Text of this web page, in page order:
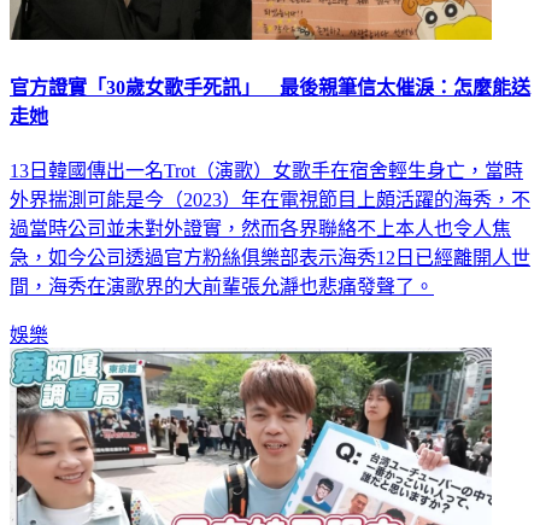
官方證實「30歲女歌手死訊」 最後親筆信太催淚：怎麼能送
走她
13日韓國傳出一名Trot（演歌）女歌手在宿舍輕生身亡，當時
外界揣測可能是今（2023）年在電視節目上頗活躍的海秀，不
過當時公司並未對外證實，然而各界聯絡不上本人也令人焦
急，如今公司透過官方粉絲俱樂部表示海秀12日已經離開人世
間，海秀在演歌界的大前輩張允瀞也悲痛發聲了。
娛樂